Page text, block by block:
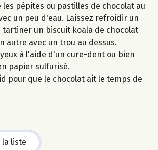
les pépites ou pastilles de chocolat au
un peu d'eau. Laissez refroidir un
tartiner un biscuit koala de chocolat
autre avec un trou au dessus.
à l'aide d'un cure-dent ou bien
papier sulfurisé.
pour que le chocolat ait le temps de
la liste